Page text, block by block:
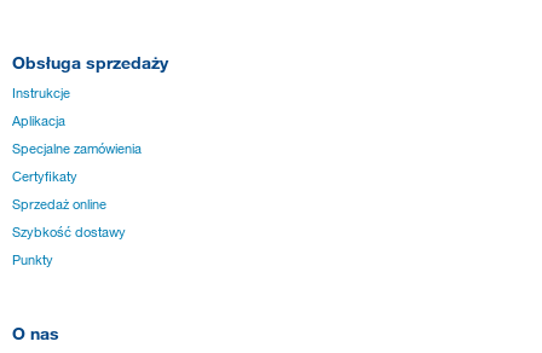
Obsługa sprzedaży
Instrukcje
Aplikacja
Specjalne zamówienia
Certyfikaty
Sprzedaż online
Szybkość dostawy
Punkty
O nas